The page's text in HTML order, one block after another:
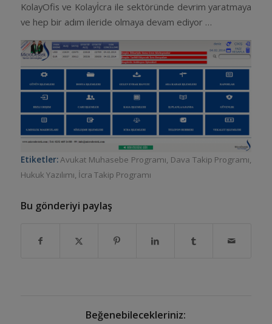
KolayOfis ve Kolayİcra ile sektöründe devrim yaratmaya
ve hep bir adım ileride olmaya devam ediyor …
Etiketler: Avukat Muhasebe Programı, Dava Takip Programı,
Hukuk Yazılımı, İcra Takip Programı
Bu gönderiyi paylaş
Beğenebilecekleriniz: